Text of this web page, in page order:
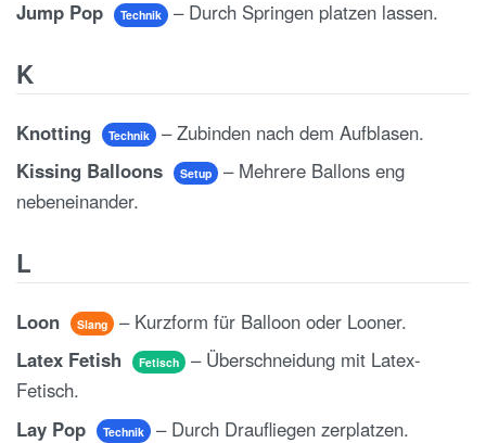
Jump Pop
Technik – Durch Springen platzen lassen.
K
Knotting Technik – Zubinden nach dem Aufblasen.
Kissing Balloons
Setup – Mehrere Ballons eng
nebeneinander.
L
Loon Slang – Kurzform für Balloon oder Looner.
Latex Fetish
Fetisch – Überschneidung mit Latex-
Fetisch.
Lay Pop
Technik – Durch Draufliegen zerplatzen.